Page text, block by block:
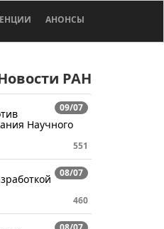
АНОНСЫ
РАН
09/07
Научного
551
08/07
460